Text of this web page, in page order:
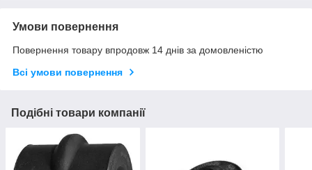
Умови повернення
Повернення товару впродовж 14 днів за домовленістю
Всі умови повернення
Подібні товари компанії